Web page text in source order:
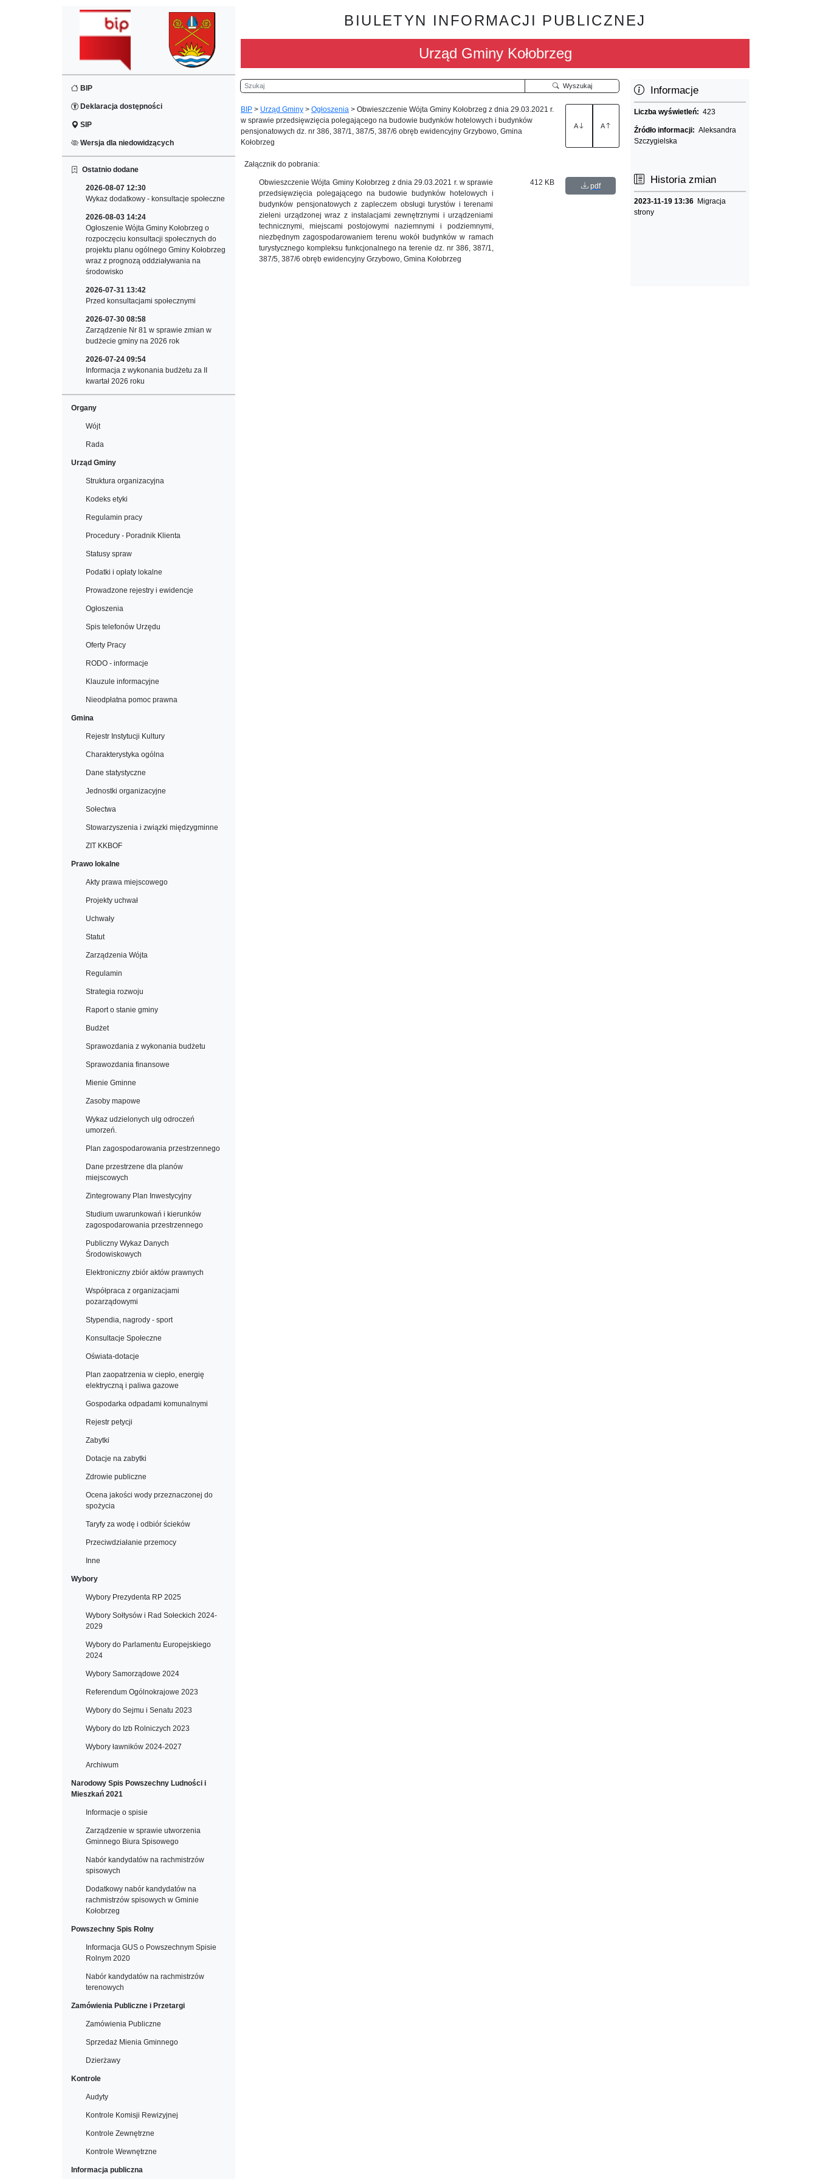
BIP
Deklaracja dostępności
SIP
Wersja dla niedowidzących
Ostatnio dodane
2026-08-07 12:30
Wykaz dodatkowy - konsultacje społeczne
2026-08-03 14:24
Ogłoszenie Wójta Gminy Kołobrzeg o
rozpoczęciu konsultacji społecznych do
projektu planu ogólnego Gminy Kołobrzeg
wraz z prognozą oddziaływania na
środowisko
2026-07-31 13:42
Przed konsultacjami społecznymi
2026-07-30 08:58
Zarządzenie Nr 81 w sprawie zmian w
budżecie gminy na 2026 rok
2026-07-24 09:54
Informacja z wykonania budżetu za II
kwartał 2026 roku
Organy
Wójt
Rada
Urząd Gminy
Struktura organizacyjna
Kodeks etyki
Regulamin pracy
Procedury - Poradnik Klienta
Statusy spraw
Podatki i opłaty lokalne
Prowadzone rejestry i ewidencje
Ogłoszenia
Spis telefonów Urzędu
Oferty Pracy
RODO - informacje
Klauzule informacyjne
Nieodpłatna pomoc prawna
Gmina
Rejestr Instytucji Kultury
Charakterystyka ogólna
Dane statystyczne
Jednostki organizacyjne
Sołectwa
Stowarzyszenia i związki międzygminne
ZIT KKBOF
Prawo lokalne
Akty prawa miejscowego
Projekty uchwał
Uchwały
Statut
Zarządzenia Wójta
Regulamin
Strategia rozwoju
Raport o stanie gminy
Budżet
Sprawozdania z wykonania budżetu
Sprawozdania finansowe
Mienie Gminne
Zasoby mapowe
Wykaz udzielonych ulg odroczeń
umorzeń.
Plan zagospodarowania przestrzennego
Dane przestrzene dla planów
miejscowych
Zintegrowany Plan Inwestycyjny
Studium uwarunkowań i kierunków
zagospodarowania przestrzennego
Publiczny Wykaz Danych
Środowiskowych
Elektroniczny zbiór aktów prawnych
Współpraca z organizacjami
pozarządowymi
Stypendia, nagrody - sport
Konsultacje Społeczne
Oświata-dotacje
Plan zaopatrzenia w ciepło, energię
elektryczną i paliwa gazowe
Gospodarka odpadami komunalnymi
Rejestr petycji
Zabytki
Dotacje na zabytki
Zdrowie publiczne
Ocena jakości wody przeznaczonej do
spożycia
Taryfy za wodę i odbiór ścieków
Przeciwdziałanie przemocy
Inne
Wybory
Wybory Prezydenta RP 2025
Wybory Sołtysów i Rad Sołeckich 2024-
2029
Wybory do Parlamentu Europejskiego
2024
Wybory Samorządowe 2024
Referendum Ogólnokrajowe 2023
Wybory do Sejmu i Senatu 2023
Wybory do Izb Rolniczych 2023
Wybory ławników 2024-2027
Archiwum
Narodowy Spis Powszechny Ludności i
Mieszkań 2021
Informacje o spisie
Zarządzenie w sprawie utworzenia
Gminnego Biura Spisowego
Nabór kandydatów na rachmistrzów
spisowych
Dodatkowy nabór kandydatów na
rachmistrzów spisowych w Gminie
Kołobrzeg
Powszechny Spis Rolny
Informacja GUS o Powszechnym Spisie
Rolnym 2020
Nabór kandydatów na rachmistrzów
terenowych
Zamówienia Publiczne i Przetargi
Zamówienia Publiczne
Sprzedaż Mienia Gminnego
Dzierżawy
Kontrole
Audyty
Kontrole Komisji Rewizyjnej
Kontrole Zewnętrzne
Kontrole Wewnętrzne
Informacja publiczna
BIULETYN INFORMACJI PUBLICZNEJ
Urząd Gminy Kołobrzeg
Szukaj Wyszukaj
BIP > Urząd Gminy > Ogłoszenia > Obwieszczenie Wójta Gminy Kołobrzeg z dnia 29.03.2021 r.
w sprawie przedsięwzięcia polegającego na budowie budynków hotelowych i budynków
pensjonatowych dz. nr 386, 387/1, 387/5, 387/6 obręb ewidencyjny Grzybowo, Gmina
Kołobrzeg
A A
Załącznik do pobrania:
Obwieszczenie Wójta Gminy Kołobrzeg z dnia 29.03.2021 r. w sprawie
przedsięwzięcia polegającego na budowie budynków hotelowych i
budynków pensjonatowych z zapleczem obsługi turystów i terenami
zieleni urządzonej wraz z instalacjami zewnętrznymi i urządzeniami
technicznymi, miejscami postojowymi naziemnymi i podziemnymi,
niezbędnym zagospodarowaniem terenu wokół budynków w ramach
turystycznego kompleksu funkcjonalnego na terenie dz. nr 386, 387/1,
387/5, 387/6 obręb ewidencyjny Grzybowo, Gmina Kołobrzeg
412 KB pdf
Informacje
Liczba wyświetleń:423
Źródło informacji:Aleksandra
Szczygielska
Historia zmian
2023-11-19 13:36 Migracja
strony